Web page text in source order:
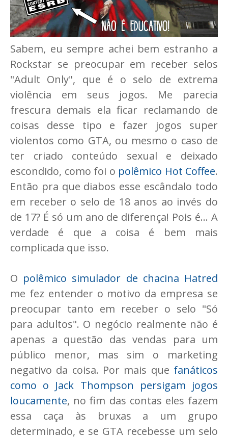
Sabem, eu sempre achei bem estranho a
Rockstar se preocupar em receber selos
"Adult Only", que é o selo de extrema
violência em seus jogos. Me parecia
frescura demais ela ficar reclamando de
coisas desse tipo e fazer jogos super
violentos como GTA, ou mesmo o caso de
ter criado conteúdo sexual e deixado
escondido, como foi o polêmico Hot Coffee.
Então pra que diabos esse escândalo todo
em receber o selo de 18 anos ao invés do
de 17? É só um ano de diferença! Pois é... A
verdade é que a coisa é bem mais
complicada que isso.
O polêmico simulador de chacina Hatred
me fez entender o motivo da empresa se
preocupar tanto em receber o selo "Só
para adultos". O negócio realmente não é
apenas a questão das vendas para um
público menor, mas sim o marketing
negativo da coisa. Por mais que fanáticos
como o Jack Thompson persigam jogos
loucamente, no fim das contas eles fazem
essa caça às bruxas a um grupo
determinado, e se GTA recebesse um selo